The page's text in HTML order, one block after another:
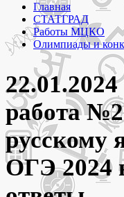
Главная
СТАТГРАД
Работы МЦКО
Олимпиады и
работа №2
русскому
ОГЭ 2024